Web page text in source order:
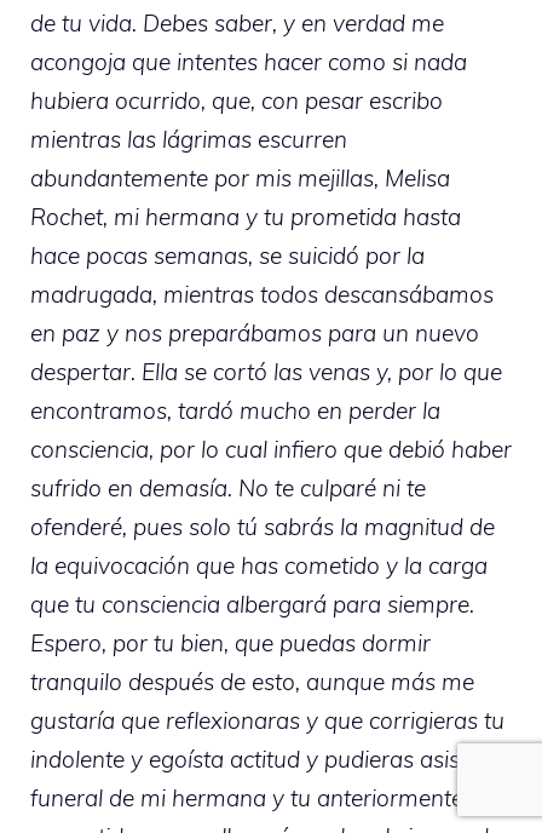
de tu vida. Debes saber, y en verdad me
acongoja que intentes hacer como si nada
hubiera ocurrido, que, con pesar escribo
mientras las lágrimas escurren
abundantemente por mis mejillas, Melisa
Rochet, mi hermana y tu prometida hasta
hace pocas semanas, se suicidó por la
madrugada, mientras todos descansábamos
en paz y nos preparábamos para un nuevo
despertar. Ella se cortó las venas y, por lo que
encontramos, tardó mucho en perder la
consciencia, por lo cual infiero que debió haber
sufrido en demasía. No te culparé ni te
ofenderé, pues solo tú sabrás la magnitud de
la equivocación que has cometido y la carga
que tu consciencia albergará para siempre.
Espero, por tu bien, que puedas dormir
tranquilo después de esto, aunque más me
gustaría que reflexionaras y que corrigieras tu
indolente y egoísta actitud y pudieras asistir al
funeral de mi hermana y tu anteriormente